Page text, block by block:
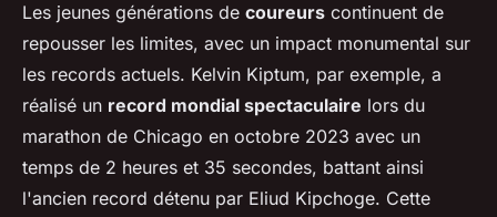
Les jeunes générations de coureurs continuent de
repousser les limites, avec un impact monumental sur
les records actuels. Kelvin Kiptum, par exemple, a
réalisé un record mondial spectaculaire lors du
marathon de Chicago en octobre 2023 avec un
temps de 2 heures et 35 secondes, battant ainsi
l'ancien record détenu par Eliud Kipchoge. Cette